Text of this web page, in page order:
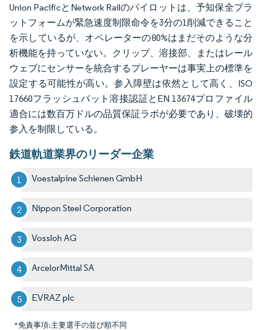
Union PacificとNetwork Railのパイロットは、予知保全プラ
ットフォームが緊急速度制限命令を3分の1削減できること
を示しているが、オペレーターの80%はまだそのような分
析機能を持っていない。クリップ、溶接部、またはレール
ウェブにセンサーを統合するプレーヤーは事実上の標準を
設定する可能性が高い。参入障壁は依然として高く、ISO
17660フラッシュバット溶接認証とEN 13674プロファイル
適合には数百万ドルの品質保証ラボが必要であり、破壊的
参入を制限している。
鉄道軌道業界のリーダー企業
Voestalpine Schienen GmbH
Nippon Steel Corporation
Vossloh AG
ArcelorMittal SA
EVRAZ plc
*免責事項:主要選手の並び順不同